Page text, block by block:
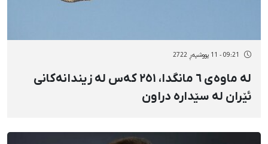
09:21 - 11 پووشپەڕ 2722
لە ماوەی ٦ مانگدا، ٢٥١ کەس لە زیندانەکانی
ئێران لە سێدارە دراون